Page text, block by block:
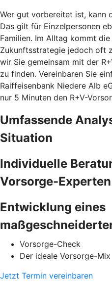
Wer gut vorbereitet ist, kann
Das gilt für Einzelpersonen
Familien. Im Alltag kommt
Zukunftsstrategie jedoch oft
wir Sie gemeinsam mit der
zu finden. Vereinbaren Sie
Raiffeisenbank Niedere Alb
nur 5 Minuten den R+V-
Umfassende
Situation
Individuelle
Vorsorge-Experten
Entwicklung eines
Vorsorge-Check
Der ideale Vorsorge-Mix
Jetzt Termin vereinbaren